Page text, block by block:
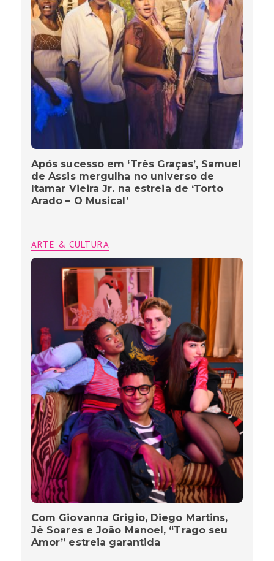
Após sucesso em ‘Três Graças’, Samuel
de Assis mergulha no universo de
Itamar Vieira Jr. na estreia de ‘Torto
Arado – O Musical’
ARTE & CULTURA
Com Giovanna Grigio, Diego Martins,
Jê Soares e João Manoel, “Trago seu
Amor” estreia garantida